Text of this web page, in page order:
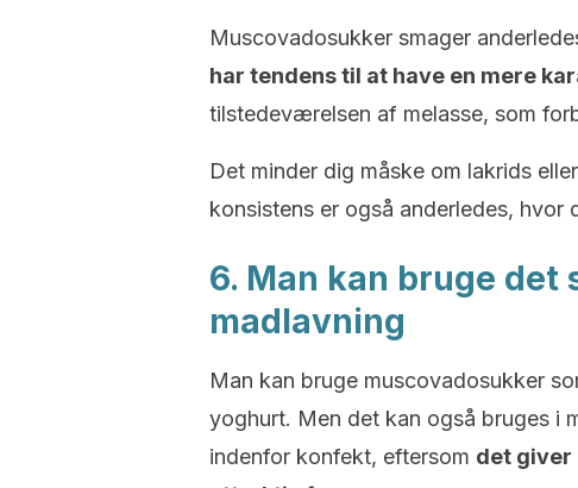
Muscovadosukker smager
har tendens til at have en mere
tilstedeværelsen af melasse, som
Det minder dig måske om lakrids
konsistens er også anderledes, hvor
6. Man kan bruge det
madlavning
Man kan bruge muscovadosukker
yoghurt. Men det kan også bruges i
indenfor konfekt, eftersom det giver